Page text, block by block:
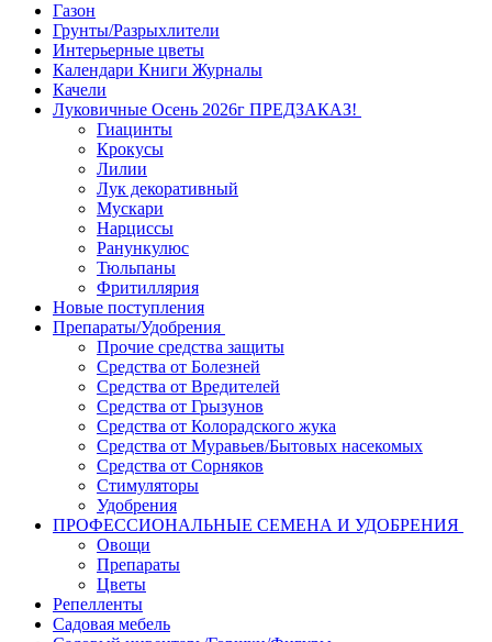
Газон
Грунты/Разрыхлители
Интерьерные цветы
Календари Книги Журналы
Качели
Луковичные Осень 2026г ПРЕДЗАКАЗ!
Гиацинты
Крокусы
Лилии
Лук декоративный
Мускари
Нарциссы
Ранункулюс
Тюльпаны
Фритиллярия
Новые поступления
Препараты/Удобрения
Прочие средства защиты
Средства от Болезней
Средства от Вредителей
Средства от Грызунов
Средства от Колорадского жука
Средства от Муравьев/Бытовых насекомых
Средства от Сорняков
Стимуляторы
Удобрения
ПРОФЕССИОНАЛЬНЫЕ СЕМЕНА И УДОБРЕНИЯ
Овощи
Препараты
Цветы
Репелленты
Садовая мебель